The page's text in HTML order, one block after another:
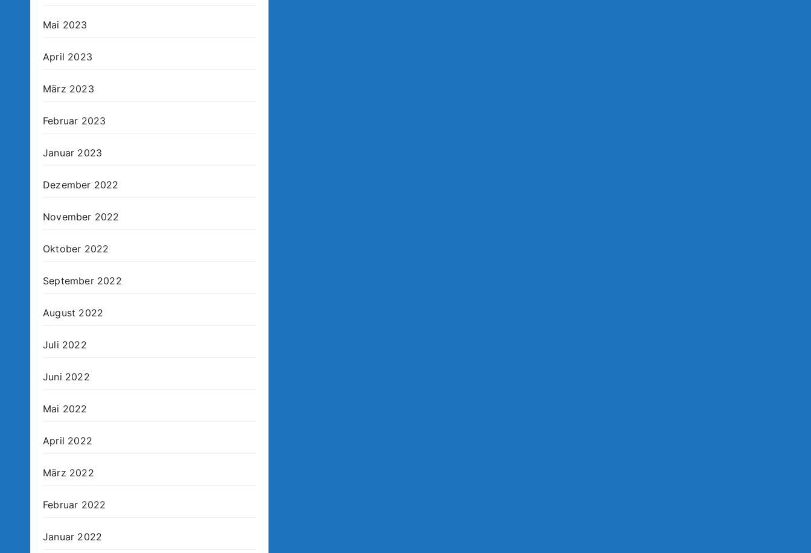
Mai 2023
April 2023
März 2023
Februar 2023
Januar 2023
Dezember 2022
November 2022
Oktober 2022
September 2022
August 2022
Juli 2022
Juni 2022
Mai 2022
April 2022
März 2022
Februar 2022
Januar 2022